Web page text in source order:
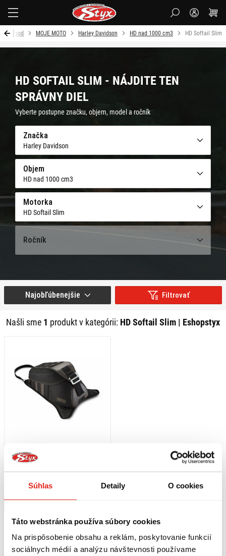
Súhlas Detaily O cookies
Táto webstránka používa súbory cookies
Na prispôsobenie obsahu a reklám, poskytovanie funkcií
sociálnych médií a analýzu návštevnosti používame
Úvod MOJE MOTO Harley Davidson HD nad 1000 cm3 HD Softail Slim
HD SOFTAIL SLIM - NÁJDITE TEN
SPRÁVNY DIEL
Vyberte postupne značku, objem, model a ročník
Značka
Harley Davidson
Objem
HD nad 1000 cm3
Motorka
HD Softail Slim
Ročník
Filtrovať
Našli sme 1 produkt v kategórii: HD Softail Slim | Eshopstyx
Najobľúbenejšie
119,95 € s DPH
SW MOTECH TANKVAK LT2
Na objednávku
Kúpiť
Pozreli ste z1 produktov